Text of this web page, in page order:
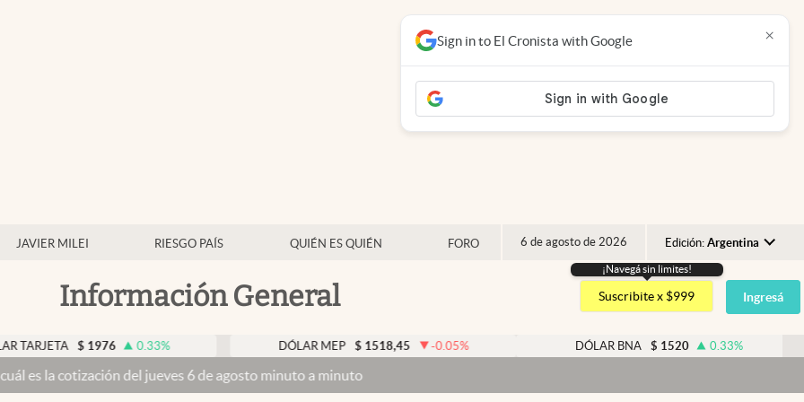
JAVIER MILEI RIESGO PAÍS QUIÉN ES QUIÉN FORO 6 de agosto de 2026 Edición: Argentina
Argentina
España
USA
Información General
¡Navegá sin limites!
Suscribite x $999 Ingresá
$ 1976 0.33% DÓLAR MEP $ 1518,45 -0.05% DÓLAR BNA $ 1520 0.33%
del jueves 6 de agosto minuto a minuto
Sign in to El Cronista with Google ×